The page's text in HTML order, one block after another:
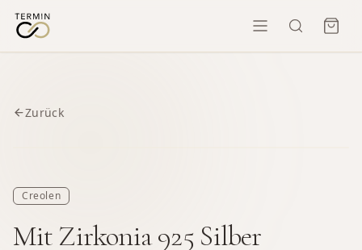
Zurück
Creolen
Mit Zirkonia 925 Silber